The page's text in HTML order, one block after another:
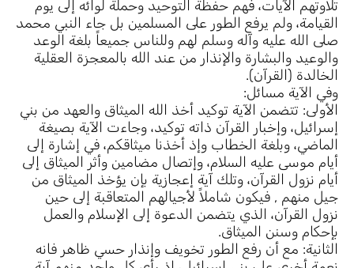
تلاوتهم الآيات، فهم حفظة التوحيد وحملة لوائه إلى يوم
القيامة، ولم يرفع الطور على المسلمين بل جاء النبي محمد
صلى الله عليه وآله وسلم لهم وللناس جميعاً بلغة الوعد
والوعيد والبشارة والإنذار من عند الله بالمعجزة العقلية
الخالدة (القرآن).
وفي الآية مسائل:
الأولى: تتضمن الآية توكيد أخذ الله الميثاق والعهد من بني
إسرائيل، وإخبار القرآن ذاته توكيد، وجاءت الآية بصيغة
الماضي، وبلغة الخطاب وإذ أخذنا ميثاقكم، في إشارة إلى
أيام موسى عليه السلام، وإتصال مضامين وأثر الميثاق إلى
أيام نزول القرآن، وتلك آية إعجازية بإن يؤخذ الميثاق من
جيل منهم , فيكون شاملاً لأجيالهم المتعاقبة إلى حين
نزول القرآن، الذي يتضمن الدعوة إلى الإسلام والعمل
بإحكام وسنن الميثاق.
الثانية: مع أن رفع الطور تخويف وإنذار حسي ظاهر فانه